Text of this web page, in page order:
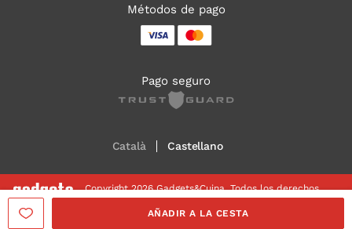
AÑADIR A LA CESTA
Métodos de pago
Pago seguro
Català Castellano
Copyright 2026 Gadgets&Cuina. Todos los derechos
reservados